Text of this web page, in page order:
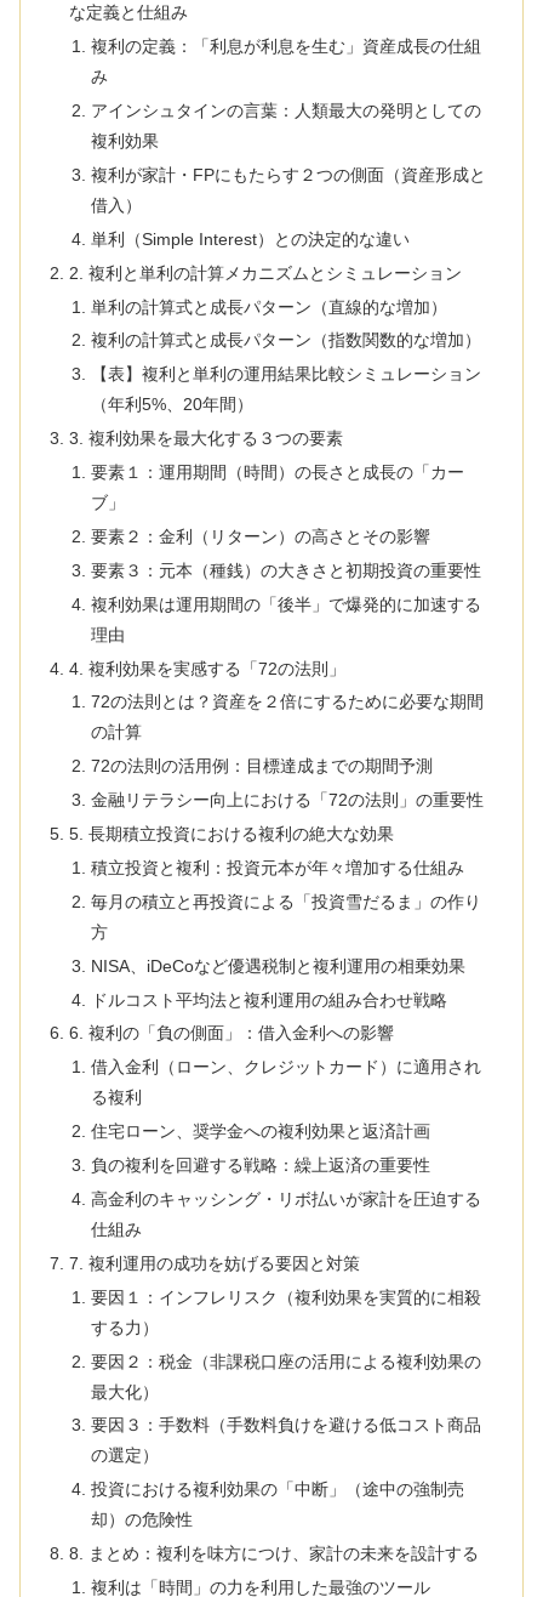
な定義と仕組み
複利の定義：「利息が利息を生む」資産成長の仕組
み
アインシュタインの言葉：人類最大の発明としての
複利効果
複利が家計・FPにもたらす２つの側面（資産形成と
借入）
単利（Simple Interest）との決定的な違い
2. 複利と単利の計算メカニズムとシミュレーション
単利の計算式と成長パターン（直線的な増加）
複利の計算式と成長パターン（指数関数的な増加）
【表】複利と単利の運用結果比較シミュレーション
（年利5%、20年間）
3. 複利効果を最大化する３つの要素
要素１：運用期間（時間）の長さと成長の「カー
ブ」
要素２：金利（リターン）の高さとその影響
要素３：元本（種銭）の大きさと初期投資の重要性
複利効果は運用期間の「後半」で爆発的に加速する
理由
4. 複利効果を実感する「72の法則」
72の法則とは？資産を２倍にするために必要な期間
の計算
72の法則の活用例：目標達成までの期間予測
金融リテラシー向上における「72の法則」の重要性
5. 長期積立投資における複利の絶大な効果
積立投資と複利：投資元本が年々増加する仕組み
毎月の積立と再投資による「投資雪だるま」の作り
方
NISA、iDeCoなど優遇税制と複利運用の相乗効果
ドルコスト平均法と複利運用の組み合わせ戦略
6. 複利の「負の側面」：借入金利への影響
借入金利（ローン、クレジットカード）に適用され
る複利
住宅ローン、奨学金への複利効果と返済計画
負の複利を回避する戦略：繰上返済の重要性
高金利のキャッシング・リボ払いが家計を圧迫する
仕組み
7. 複利運用の成功を妨げる要因と対策
要因１：インフレリスク（複利効果を実質的に相殺
する力）
要因２：税金（非課税口座の活用による複利効果の
最大化）
要因３：手数料（手数料負けを避ける低コスト商品
の選定）
投資における複利効果の「中断」（途中の強制売
却）の危険性
8. まとめ：複利を味方につけ、家計の未来を設計する
複利は「時間」の力を利用した最強のツール